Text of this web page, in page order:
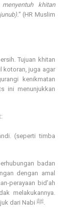
khitan
” (HR Muslim
Tujuan khitan
kotoran, juga agar
kenikmatan
ini menunjukkan
(seperti timba
badan
dengan amal
perayaan bid’ah